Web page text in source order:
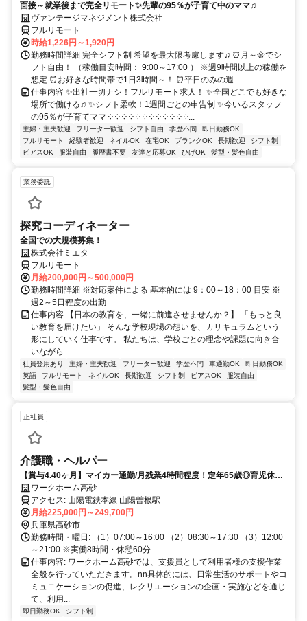
面接～就業後まで完全リモート✨先輩の95％が子育て中のママ♫
ヴァンテージマネジメント株式会社
フルリモート
時給1,226円～1,920円
勤務時間詳細 完全シフト制 希望を最大限考慮します♫ ⏰月～金でシ
フト自由！ （稼働目安時間： 9:00～17:00 ） ※週9時間以上の稼働を
想定 ⏰お好きな時間帯で1日3時間～！ ⏰平日のみの週...
仕事内容 ✨出社一切ナシ！フルリモート求人！ ✨全国どこでも好きな
場所で働ける♫ ✨シフト柔軟！1週間ごとの申告制 ✨今いるスタッフ
の95％が子育てママ ༶ ༶ ༶ ༶ ༶ ༶ ༶ ༶ ༶ ༶ ༶ ༶...
主婦・主夫歓迎 フリーター歓迎 シフト自由 学歴不問
即日勤務OK
フルリモート
経験者歓迎 ネイルOK 在宅OK ブランクOK 長期歓迎
シフト制
ピアスOK
服装自由 履歴書不要 友達と応募OK ひげOK 髪型・髪色自由
業務委託
探究コーディネーター
全国での大規模募集！
株式会社ミエタ
フルリモート
月給200,000円～500,000円
勤務時間詳細 ※対応案件による 基本的には 9：00～18：00 目安 ※
週2～5日程度の出勤
仕事内容 【日本の教育を、一緒に前進させませんか？】 「もっと良
い教育を届けたい」 そんな学校現場の想いを、カリキュラムという
形にしていく仕事です。 私たちは、学校ごとの理念や課題に向き合
いながら...
社員登用あり 主婦・主夫歓迎 フリーター歓迎 学歴不問 車通勤OK
即日勤務OK
英語
フルリモート ネイルOK 長期歓迎 シフト制 ピアスOK
服装自由
髪型・髪色自由
正社員
介護職・ヘルパー
【賞与4.40ヶ月】マイカー通勤/月残業4時間程度！定年65歳◎育児休業
取得可能
ワークホーム高砂
アクセス: 山陽電鉄本線 山陽曽根駅
月給225,000円～249,700円
兵庫県高砂市
勤務時間・曜日: （1）07:00～16:00 （2）08:30～17:30 （3）12:00
～21:00 ※実働8時間・休憩60分
仕事内容: ワークホーム高砂では、支援員として利用者様の支援作業
全般を行っていただきます。nn具体的には、日常生活のサポートやコ
ミュニケーションの促進、レクリエーションの企画・実施などを通じ
て、利用...
即日勤務OK シフト制